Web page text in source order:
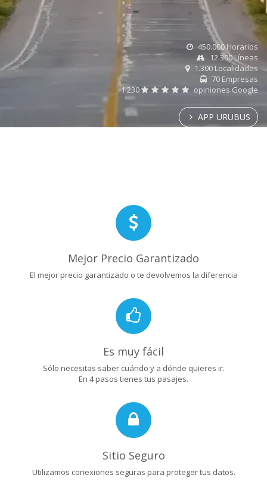
450.000 Horarios
12.300 Líneas
1.300 Localidades
70 Empresas
1.230
opiniones Google
APP URUBUS
Mejor Precio Garantizado
El mejor precio garantizado o te devolvemos la diferencia
Es muy fácil
Sólo necesitas saber cuándo y a dónde quieres ir.
En 4 pasos tienes tus pasajes.
Sitio Seguro
Utilizamos conexiones seguras para proteger tus datos.